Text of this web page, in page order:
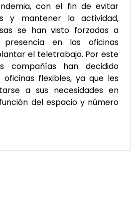
con el fin de evitar
y mantener la actividad,
se han visto forzadas a
en las oficinas
el teletrabajo. Por este
compañías han decidido
flexibles, ya que les
a sus necesidades en
del espacio y número